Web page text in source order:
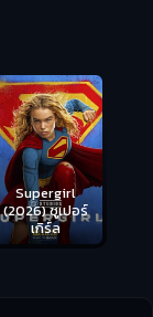
Supergirl
(2026) ซูเปอร์
เกิร์ล